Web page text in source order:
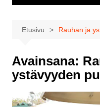
Etusivu Rauhan ja
Avainsana:
ystävyyden